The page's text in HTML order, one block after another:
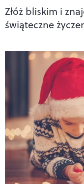
Złóż bliskim i
świąteczne